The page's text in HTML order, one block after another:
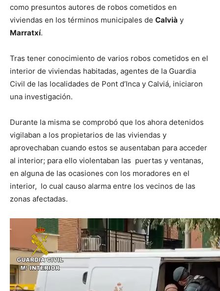
como presuntos autores de robos cometidos en
viviendas en los términos municipales de Calvià y
Marratxí.
Tras tener conocimiento de varios robos cometidos en el
interior de viviendas habitadas, agentes de la Guardia
Civil de las localidades de Pont d’Inca y Calviá, iniciaron
una investigación.
Durante la misma se comprobó que los ahora detenidos
vigilaban a los propietarios de las viviendas y
aprovechaban cuando estos se ausentaban para acceder
al interior; para ello violentaban las puertas y ventanas,
en alguna de las ocasiones con los moradores en el
interior, lo cual causo alarma entre los vecinos de las
zonas afectadas.